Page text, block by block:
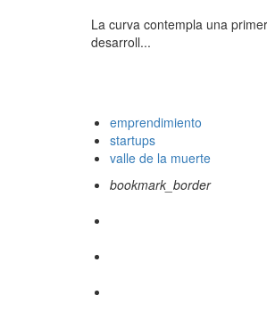
La curva contempla una
desarroll...
emprendimiento
startups
valle de la muerte
bookmark_border